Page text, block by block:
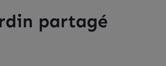
partagé